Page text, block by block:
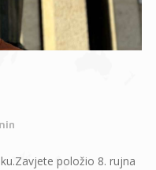
položio 8. rujna